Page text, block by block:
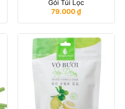
Gói Túi Lọc
79.000₫